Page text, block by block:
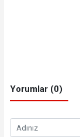
Yorumlar (0)